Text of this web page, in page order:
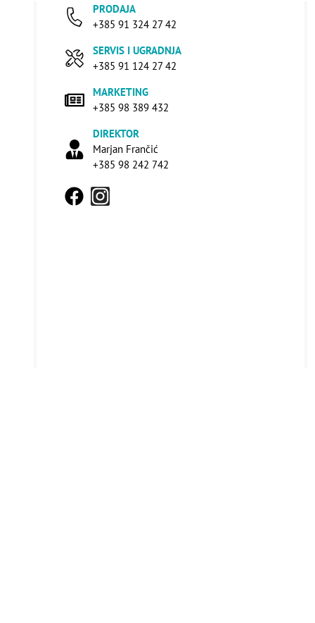
PRODAJA
+385 91 324 27 42
SERVIS I UGRADNJA
+385 91 124 27 42
MARKETING
+385 98 389 432
DIREKTOR
Marjan Frančić
+385 98 242 742